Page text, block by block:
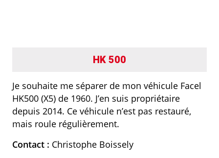
HK 500
Je souhaite me séparer de mon véhicule Facel
HK500 (X5) de 1960. J’en suis propriétaire
depuis 2014. Ce véhicule n’est pas restauré,
mais roule régulièrement.
Contact : Christophe Boissely